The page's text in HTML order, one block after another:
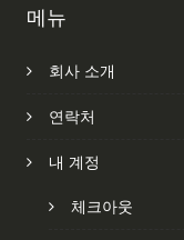
메뉴
회사 소개
연락처
내 계정
체크아웃